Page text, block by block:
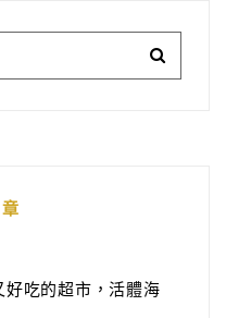
好吃的超市，活體海